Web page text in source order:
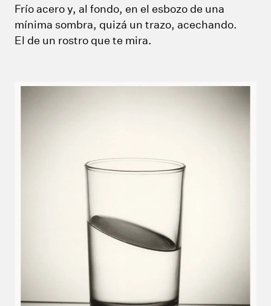
Frío acero y, al fondo, en el esbozo de una
mínima sombra, quizá un trazo, acechando.
El de un rostro que te mira.